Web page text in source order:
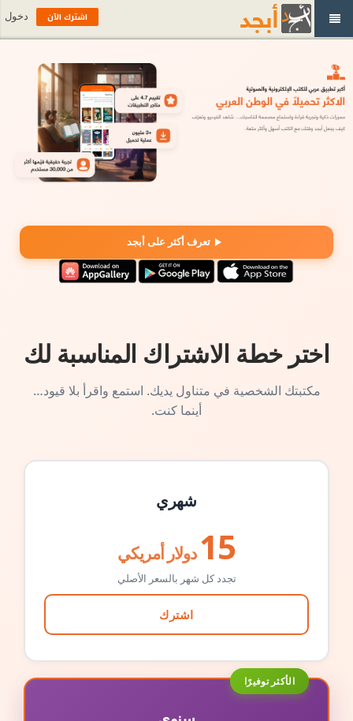
تعرف أكثر على أبجد
اختر خطة الاشتراك المناسبة لك
مكتبتك الشخصية في متناول يديك. استمع واقرأ بلا قيود…
أينما كنت.
شهري
15 دولار أمريكي
تجدد كل شهر بالسعر الأصلي
اشترك
الأكثر توفيرًا
اشترك الآن دخول